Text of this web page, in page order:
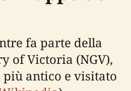
fa parte della
of Victoria (NGV),
antico e visitato